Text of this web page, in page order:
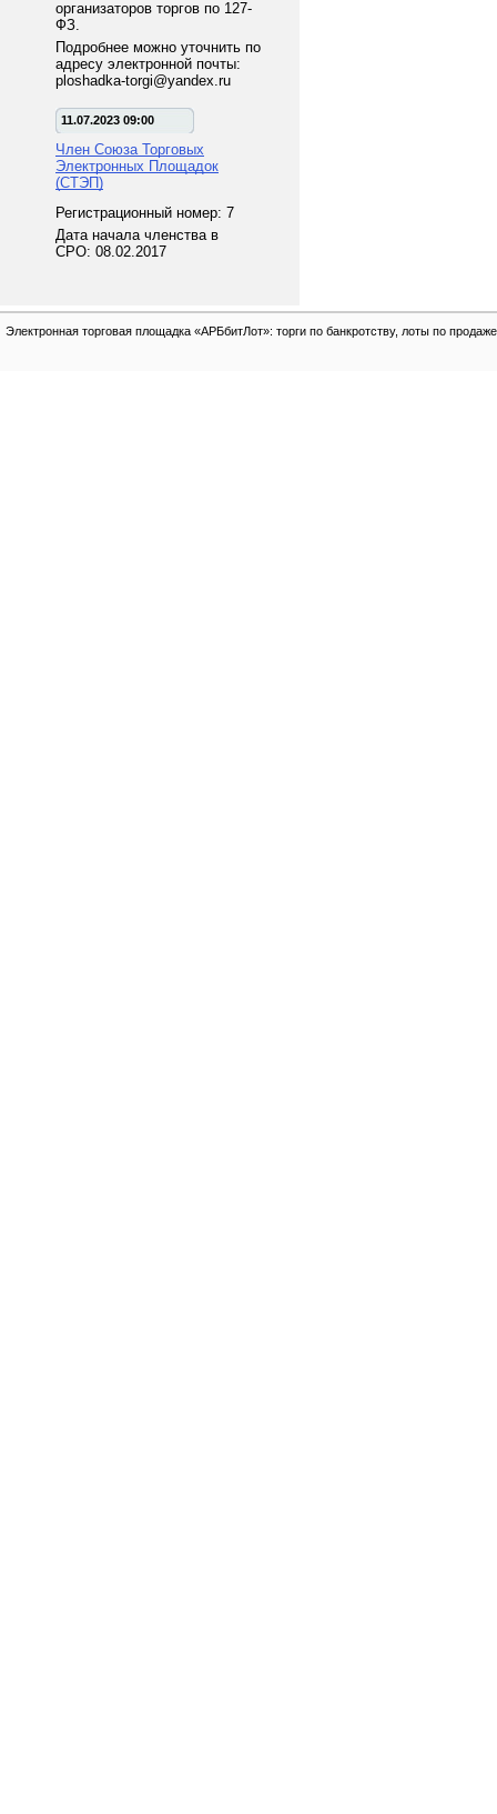
организаторов торгов по 127-
ФЗ.
Подробнее можно уточнить по
адресу электронной почты:
ploshadka-torgi@yandex.ru
11.07.2023 09:00
Член Союза Торговых
Электронных Площадок
(СТЭП)
Регистрационный номер: 7
Дата начала членства в
СРО: 08.02.2017
Электронная торговая площадка «АРБбитЛот»: торги по банкротству, лоты по